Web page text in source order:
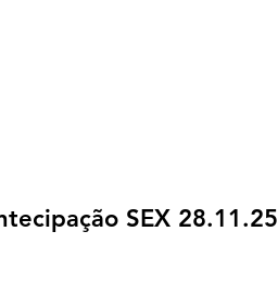
SEX 28.11.25